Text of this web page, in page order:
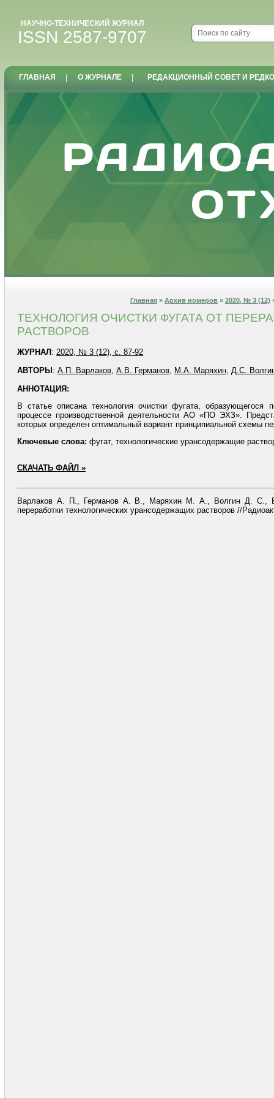
НАУЧНО-ТЕХНИЧЕСКИЙ ЖУРНАЛ
ISSN 2587-9707
ГЛАВНАЯ О ЖУРНАЛЕ РЕДАКЦИОННЫЙ СОВЕТ И
Главная » Архив номеров » 2020, № 3 (12)
ТЕХНОЛОГИЯ ОЧИСТКИ ФУГАТА ОТ
РАСТВОРОВ
ЖУРНАЛ : 2020, № 3 (12), с. 87-92
АВТОРЫ : А.П. Варлаков, А.В. Германов, М.А. Маряхин, Д.С.
АННОТАЦИЯ:
В статье описана технология очистки фугата, образующегося
процессе производственной деятельности АО «ПО ЭХЗ».
которых определен оптимальный вариант принципиальной схемы
Ключевые слова: фугат, технологические урансодержащие
СКАЧАТЬ ФАЙЛ »
Варлаков А. П., Германов А. В., Маряхин М. А., Волгин Д. С.,
переработки технологических урансодержащих растворов //